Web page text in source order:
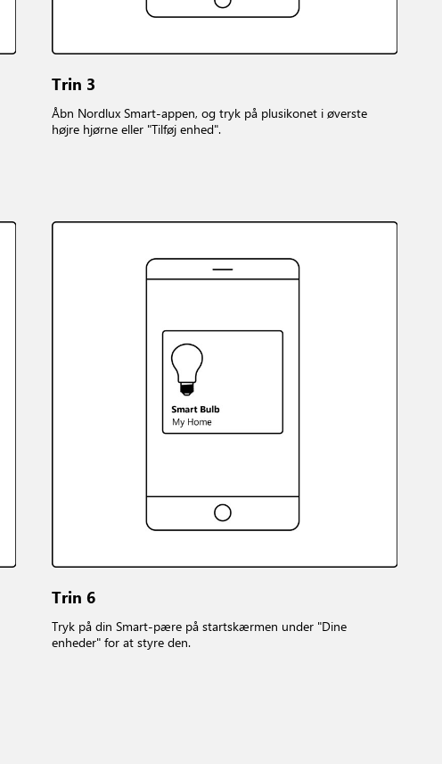
Trin 3
Åbn Nordlux Smart-appen, og tryk på plusikonet i øverste
højre hjørne eller "Tilføj enhed".
Trin 6
Tryk på din Smart-pære på startskærmen under "Dine
enheder" for at styre den.